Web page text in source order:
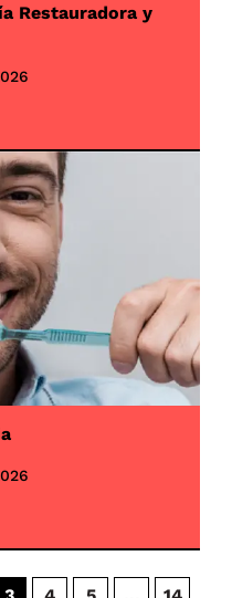
Restauradora y